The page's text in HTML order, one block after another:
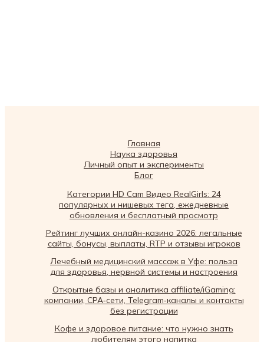
Главная
Наука здоровья
Личный опыт и эксперименты
Блог
Категории HD Cam Видео RealGirls: 24
популярных и нишевых тега, ежедневные
обновления и бесплатный просмотр
Рейтинг лучших онлайн-казино 2026: легальные
сайты, бонусы, выплаты, RTP и отзывы игроков
Лечебный медицинский массаж в Уфе: польза
для здоровья, нервной системы и настроения
Открытые базы и аналитика affiliate/iGaming:
компании, CPA‑сети, Telegram‑каналы и контакты
без регистрации
Кофе и здоровое питание: что нужно знать
любителям этого напитка